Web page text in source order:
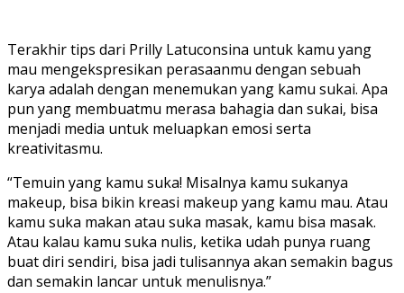
Terakhir tips dari Prilly Latuconsina untuk kamu yang
mau mengekspresikan perasaanmu dengan sebuah
karya adalah dengan menemukan yang kamu sukai. Apa
pun yang membuatmu merasa bahagia dan sukai, bisa
menjadi media untuk meluapkan emosi serta
kreativitasmu.
“Temuin yang kamu suka! Misalnya kamu sukanya
makeup, bisa bikin kreasi makeup yang kamu mau. Atau
kamu suka makan atau suka masak, kamu bisa masak.
Atau kalau kamu suka nulis, ketika udah punya ruang
buat diri sendiri, bisa jadi tulisannya akan semakin bagus
dan semakin lancar untuk menulisnya.”